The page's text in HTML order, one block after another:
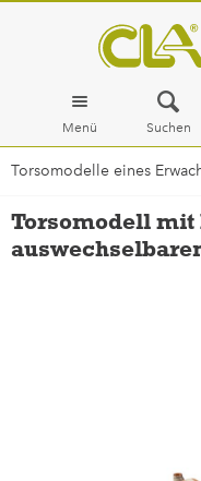
Menü Suchen
Torsomodelle eines
Torsomodell mit